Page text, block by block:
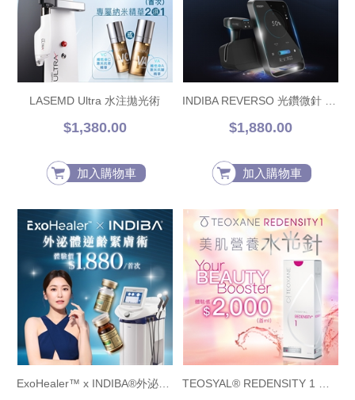
LASEMD Ultra 水注拋光術
$1,380.00
加入購物車
$1,880.00
加入購物車